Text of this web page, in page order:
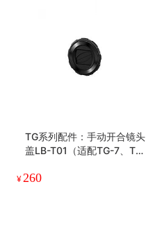
TG系列配件：手动开合镜头
盖LB-T01（适配TG-7、TG-
G-2、TG-1)
¥260